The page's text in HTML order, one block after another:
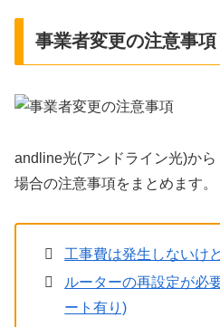
事業者変更の注意事項
andline光(アンドライン光)か
場合の注意事項をまとめます。
工事費は発生しないけ
ルーターの再設定が必
ート有り)